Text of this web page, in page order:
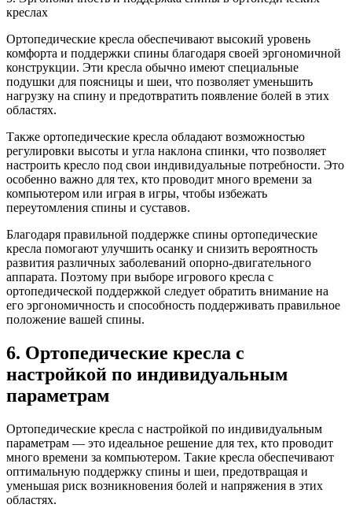
креслах
Ортопедические кресла обеспечивают высокий уровень
комфорта и поддержки спины благодаря своей эргономичной
конструкции. Эти кресла обычно имеют специальные
подушки для поясницы и шеи, что позволяет уменьшить
нагрузку на спину и предотвратить появление болей в этих
областях.
Также ортопедические кресла обладают возможностью
регулировки высоты и угла наклона спинки, что позволяет
настроить кресло под свои индивидуальные потребности. Это
особенно важно для тех, кто проводит много времени за
компьютером или играя в игры, чтобы избежать
переутомления спины и суставов.
Благодаря правильной поддержке спины ортопедические
кресла помогают улучшить осанку и снизить вероятность
развития различных заболеваний опорно-двигательного
аппарата. Поэтому при выборе игрового кресла с
ортопедической поддержкой следует обратить внимание на
его эргономичность и способность поддерживать правильное
положение вашей спины.
6. Ортопедические кресла с
настройкой по индивидуальным
параметрам
Ортопедические кресла с настройкой по индивидуальным
параметрам — это идеальное решение для тех, кто проводит
много времени за компьютером. Такие кресла обеспечивают
оптимальную поддержку спины и шеи, предотвращая и
уменьшая риск возникновения болей и напряжения в этих
областях.